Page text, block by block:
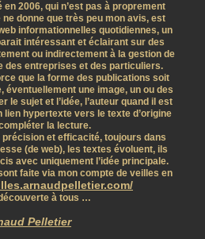
en 2006, qui n’est pas à proprement
donne que très peu mon avis, est
informationnelles quotidiennes, un
intéressant et éclairant sur des
ou indirectement à la gestion de
des entreprises et des particuliers.
que la forme des publications soit
éventuellement une image, un ou des
le sujet et l’idée, l’auteur quand il est
lien hypertexte vers le texte d’origine
la lecture.
précision et efficacité, toujours dans
(de web), les textes évoluent, ils
avec uniquement l’idée principale.
faite via mon compte de veilles en
à tous …
Pelletier